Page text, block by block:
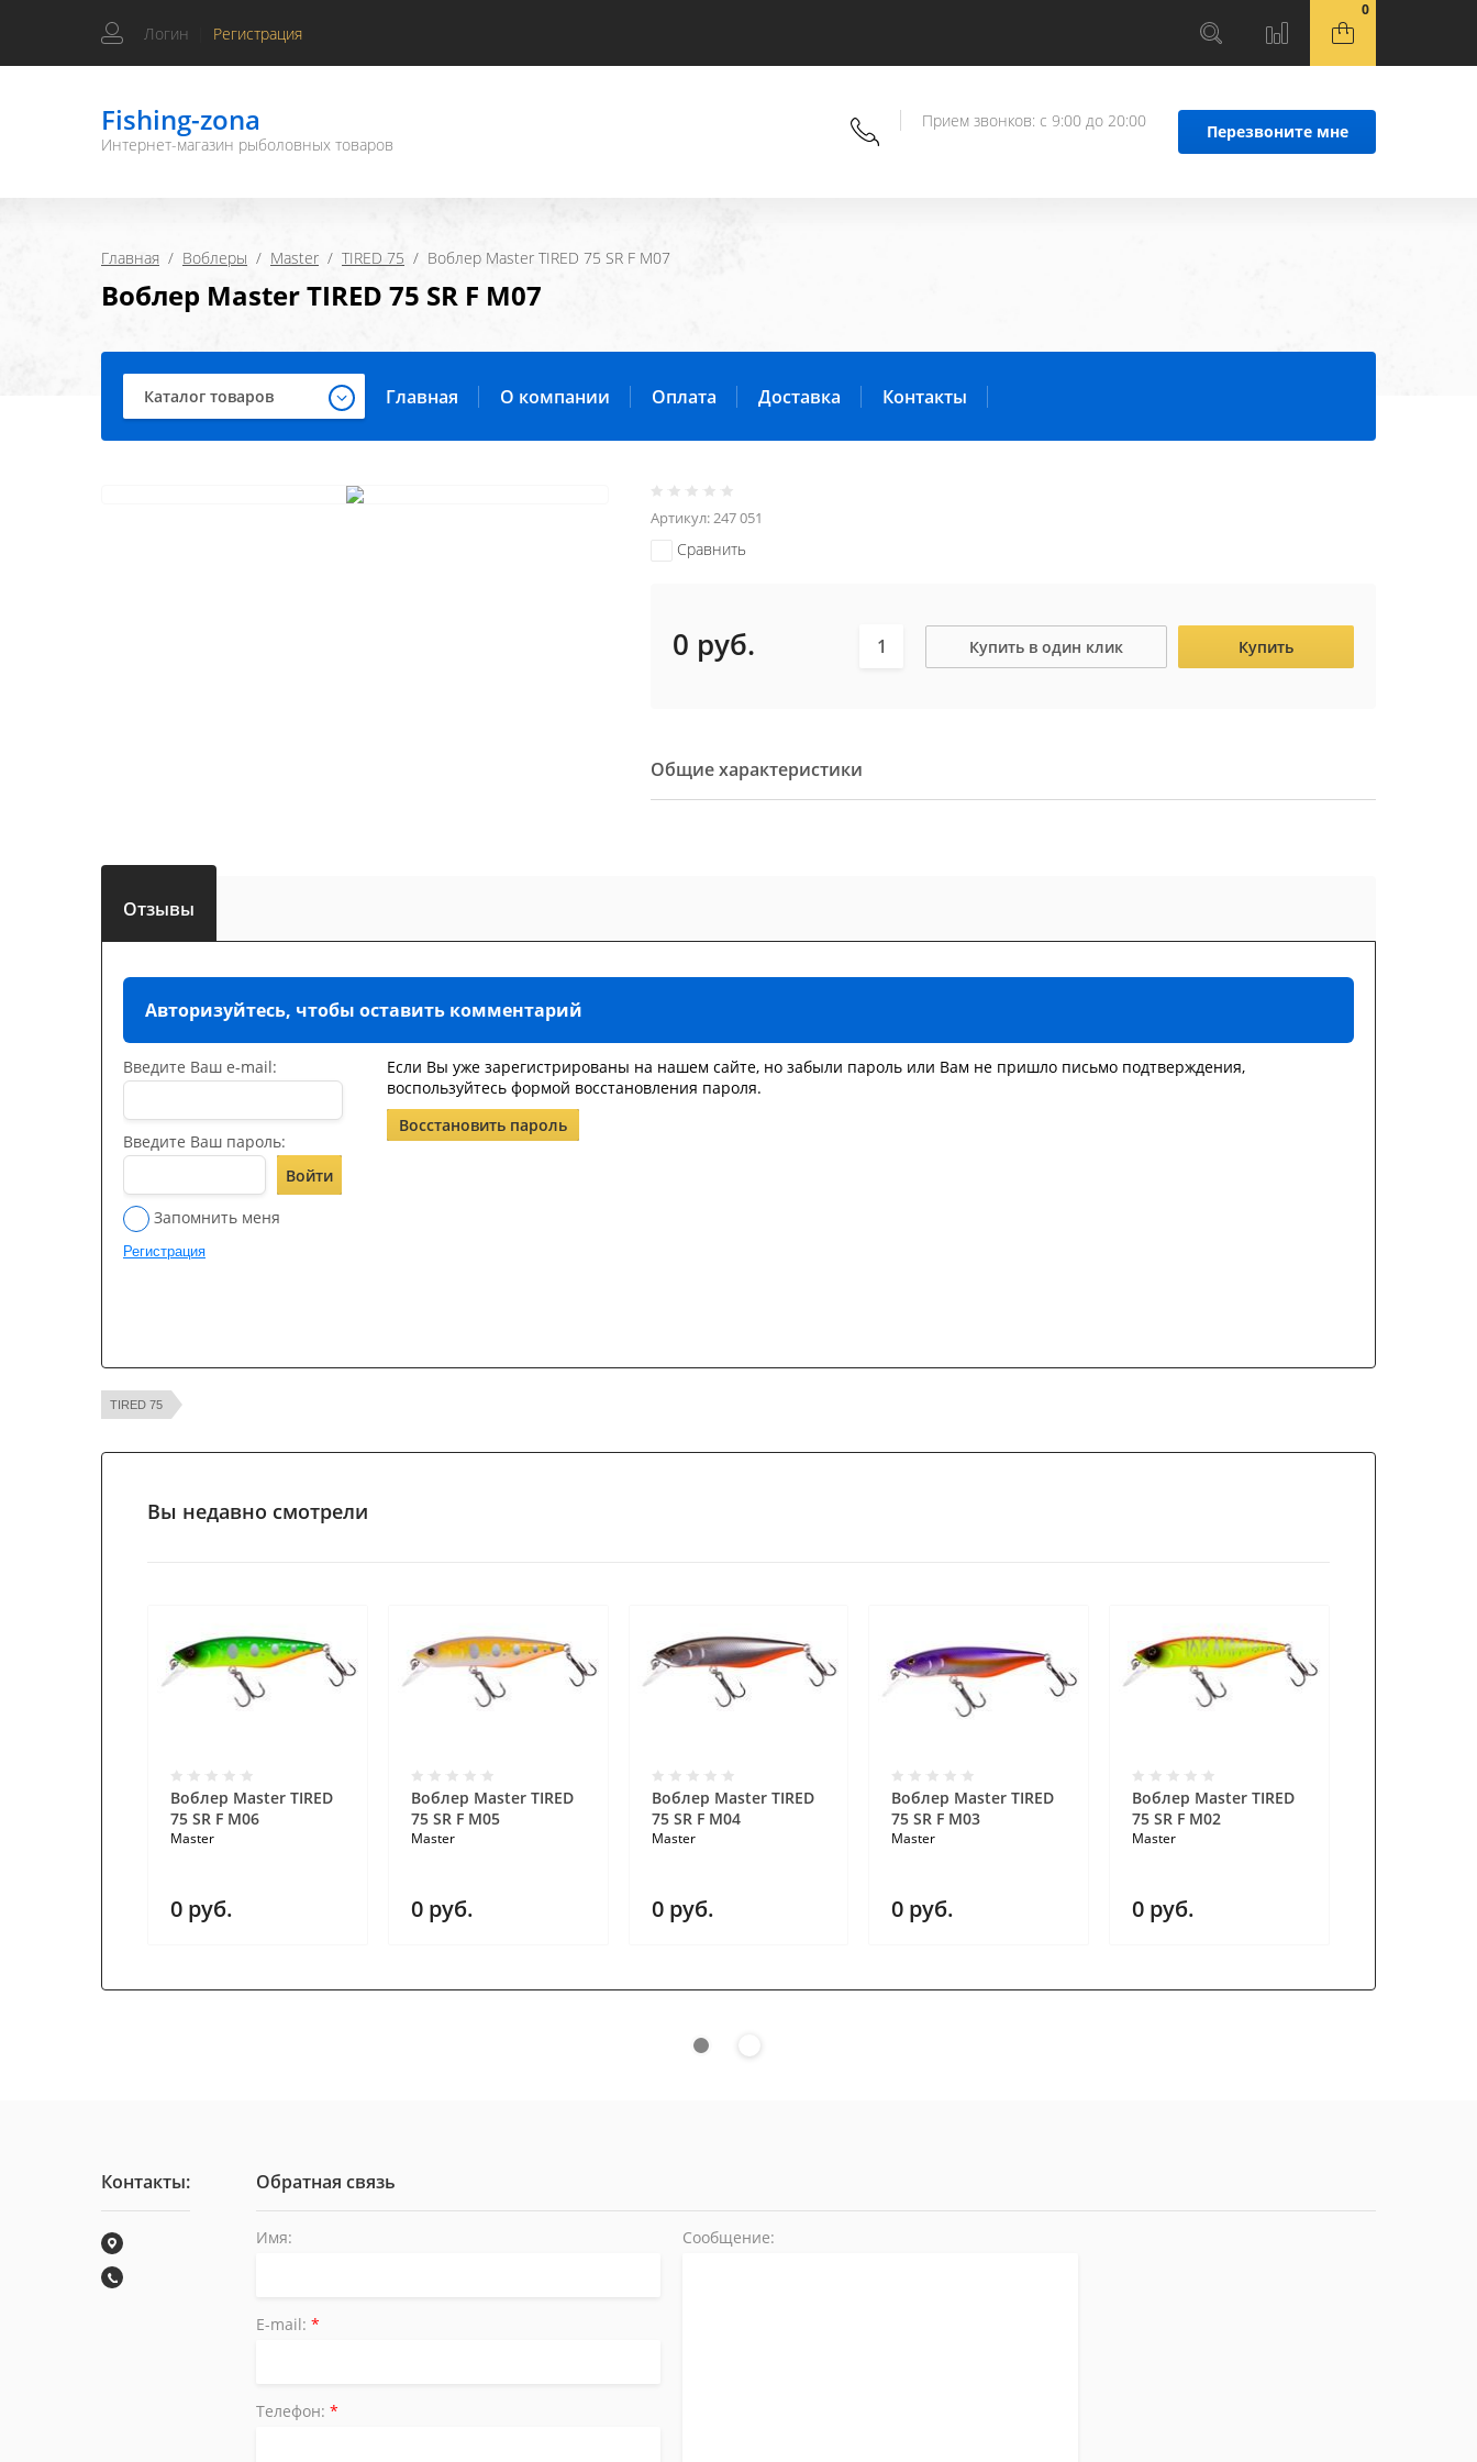
Логин Регистрация
0
Fishing-zona
Интернет-магазин рыболовных товаров
Прием звонков: с 9:00 до 20:00
Перезвоните мне
Главная
  /
Воблеры
  /
Master
  /
TIRED 75
  /  Воблер Master TIRED 75 SR F M07
Воблер Master TIRED 75 SR F M07
Каталог товаров Главная О компании Оплата Доставка Контакты
Артикул:247 051
Сравнить
0 руб. Купить в один клик Купить
Общие характеристики
Отзывы
Авторизуйтесь, чтобы оставить комментарий
Введите Ваш e-mail:
Введите Ваш пароль:
Войти
Запомнить меня
Регистрация
Если Вы уже зарегистрированы на нашем сайте, но забыли пароль или Вам не пришло письмо подтверждения,
воспользуйтесь формой восстановления пароля.
Восстановить пароль
TIRED 75
Вы недавно смотрели
Воблер Master TIRED
75 SR F M06
Master
0 руб.
Воблер Master TIRED
75 SR F M05
Master
0руб.
Воблер Master TIRED
75 SR F M04
Master
0руб.
Воблер Master TIRED
75 SR F M03
Master
0 руб.
Воблер Master TIRED
75 SR F M02
Master
0 руб.
Контакты: Обратная связь
Имя:
E-mail: *
Телефон: *
Сообщение: